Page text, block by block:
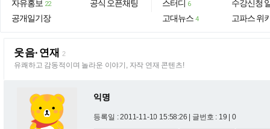
자유홍보 22
공개일기장
공식 오픈채팅 스터디 6
고대뉴스 4
수강신청
고파스 위
웃음·연재 2
유쾌하고 감동적이며 놀라운 이야기, 자작 연재 콘텐츠!
익명
등록일 : 2011-11-10 15:58:26 | 글번호 : 19 | 0